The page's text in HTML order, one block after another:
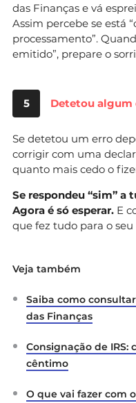
das Finanças e vá
Assim percebe se está
processamento”.
emitido”, prepare o
5 Detetou algum
Se detetou um erro
corrigir com uma
quanto mais cedo o
Se respondeu “sim” a
Agora é só esperar. E
que fez tudo para o seu
Veja também
Saiba como
das Finanças
Consignação de
cêntimo
O que vai fazer com